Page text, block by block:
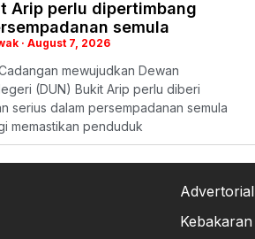
Arip perlu dipertimbang
semula
August 7, 2026
mewujudkan Dewan
(DUN) Bukit Arip perlu diberi
serius dalam persempadanan semula
memastikan penduduk
Advertorial
Kebakaran